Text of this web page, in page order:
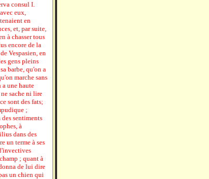
consul I.
eux,
en
et, par suite,
à chasser tous
encore de la
Vespasien, en
gens pleins
barbe, qu'on a
marche sans
a une haute
sache ni lire
sont des fats;
;
sentiments
à
dans des
un terme à ses
; quant à
de lui dire
un chien qui